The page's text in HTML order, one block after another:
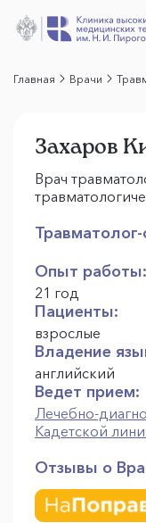
Главная Врачи
Захаров
Врач
Опыт работы:
21 год
Пациенты:
взрослые
Владение
английский
Ведет прием:
Лечебно-
Кадетской
Отзывы о